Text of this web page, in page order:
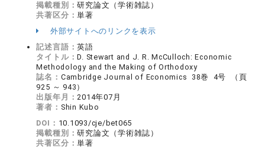
掲載種別：研究論文（学術雑誌）
共著区分：単著
外部サイトへのリンクを表示
記述言語：英語
タイトル：D. Stewart and J. R. McCulloch: Economic
Methodology and the Making of Orthodoxy
誌名： Cambridge Journal of Economics 38巻 4号 （頁
925 ～ 943）
出版年月：2014年07月
著者： Shin Kubo
DOI： 10.1093/cje/bet065
掲載種別：研究論文（学術雑誌）
共著区分：単著